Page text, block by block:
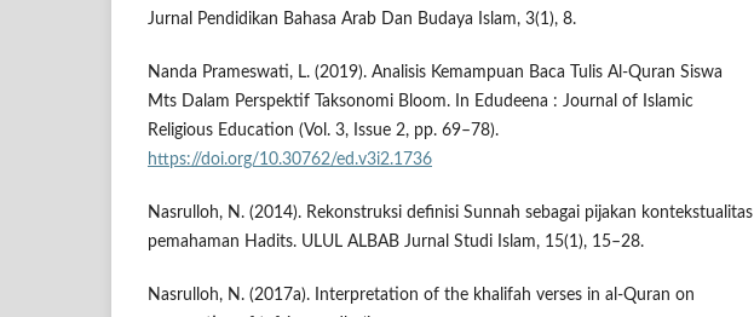
Jurnal Pendidikan Bahasa Arab Dan Budaya Islam, 3(1), 8.
Nanda Prameswati, L. (2019). Analisis Kemampuan Baca Tulis Al-Quran Siswa
Mts Dalam Perspektif Taksonomi Bloom. In Edudeena : Journal of Islamic
Religious Education (Vol. 3, Issue 2, pp. 69–78).
https://doi.org/10.30762/ed.v3i2.1736
Nasrulloh, N. (2014). Rekonstruksi definisi Sunnah sebagai pijakan kontekstualitas
pemahaman Hadits. ULUL ALBAB Jurnal Studi Islam, 15(1), 15–28.
Nasrulloh, N. (2017a). Interpretation of the khalifah verses in al-Quran on